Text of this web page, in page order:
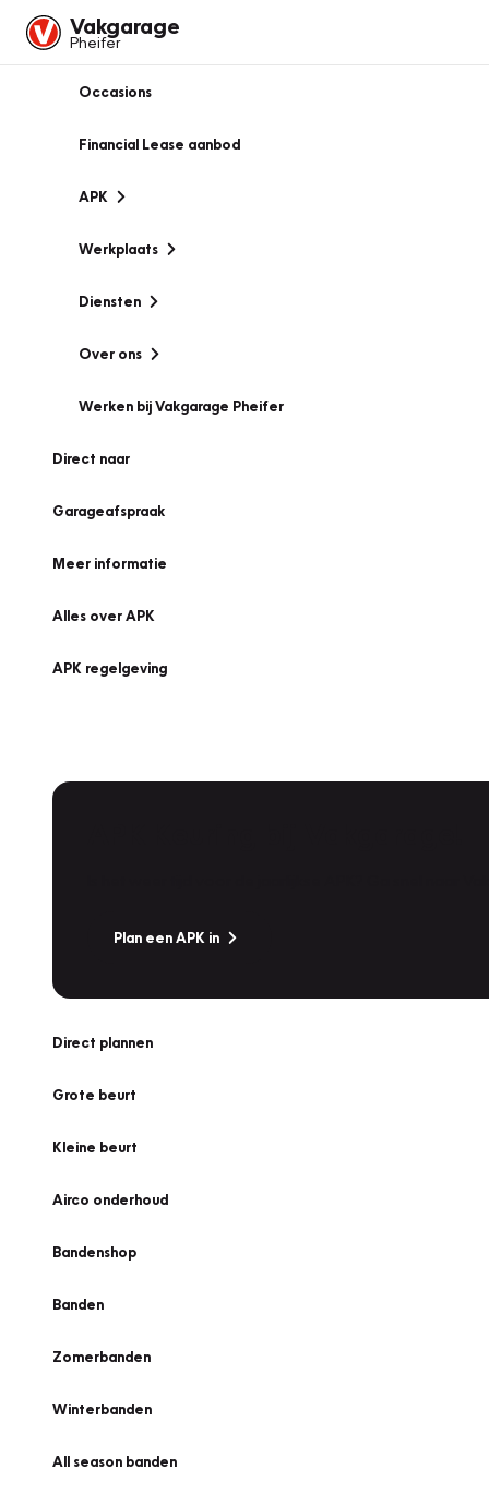
Vakgarage
Pheifer
Occasions
Financial Lease aanbod
APK
Werkplaats
Diensten
Over ons
Werken bij Vakgarage Pheifer
Direct naar
Garageafspraak
Meer informatie
Alles over APK
APK regelgeving
Plan een APK in
Direct plannen
Grote beurt
Kleine beurt
Airco onderhoud
Bandenshop
Banden
Zomerbanden
Winterbanden
All season banden